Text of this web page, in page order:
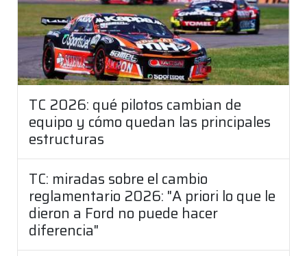
TC 2026: qué pilotos cambian de
equipo y cómo quedan las principales
estructuras
TC: miradas sobre el cambio
reglamentario 2026: "A priori lo que le
dieron a Ford no puede hacer
diferencia"